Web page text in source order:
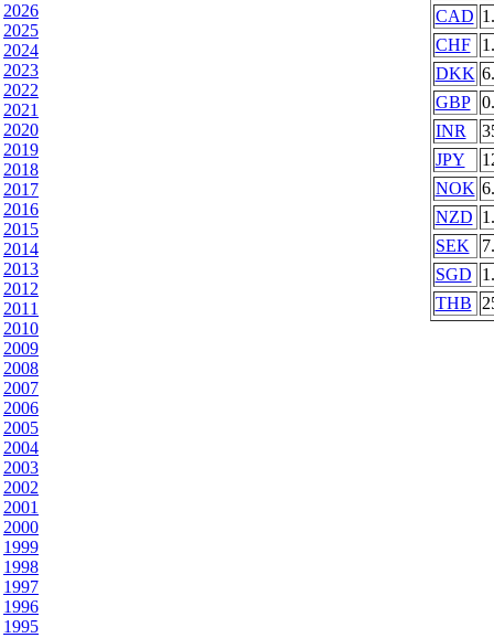
2026
2025
2024
2023
2022
2021
2020
2019
2018
2017
2016
2015
2014
2013
2012
2011
2010
2009
2008
2007
2006
2005
2004
2003
2002
2001
2000
1999
1998
1997
1996
1995
CAD
CHF
DKK
GBP
INR
JPY
NOK
NZD
SEK
SGD
THB